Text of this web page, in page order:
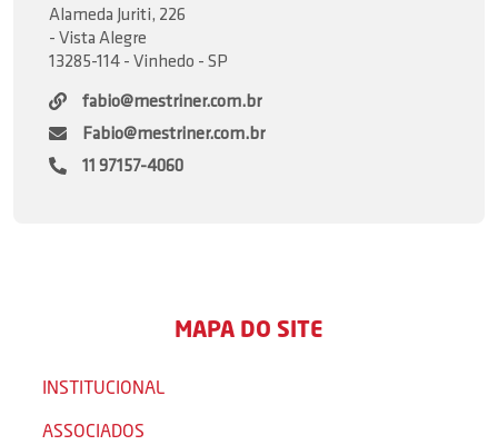
Alameda Juriti, 226
- Vista Alegre
13285-114 - Vinhedo - SP
fabio@mestriner.com.br
Fabio@mestriner.com.br
11 97157-4060
MAPA DO SITE
INSTITUCIONAL
ASSOCIADOS